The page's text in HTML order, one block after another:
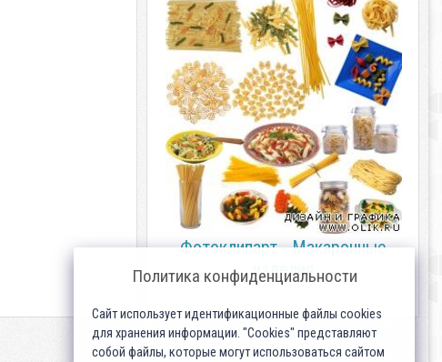
Фотоклипарт - Макаронные
изделия
Политика конфиденциальности
Сайт использует идентификационные файлы cookies
для хранения информации. "Cookies" представляют
собой файлы, которые могут использоваться сайтом